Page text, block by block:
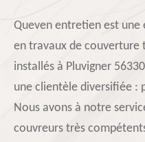
Queven entretien est une
en travaux de couverture
installés à Pluvigner
une clientèle diversifiée :
Nous avons à notre
couvreurs très